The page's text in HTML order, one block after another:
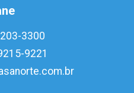
3300
9221